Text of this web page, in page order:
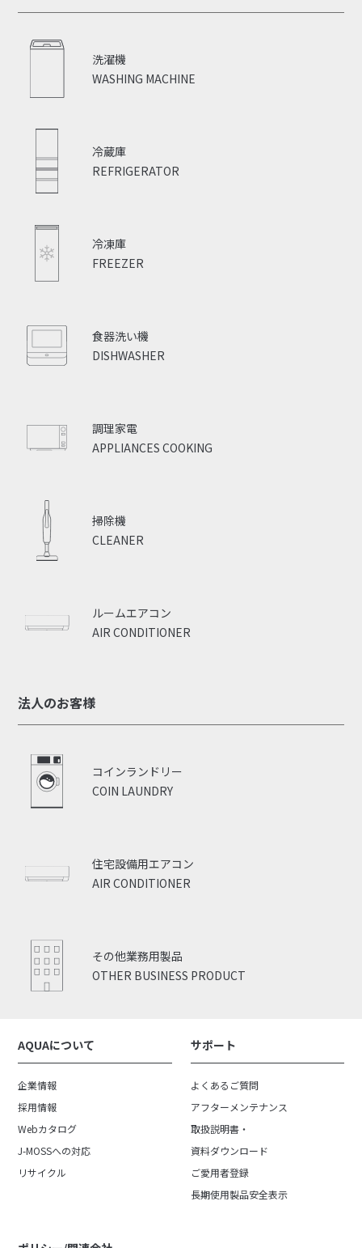
WASHING MACHINE
洗濯機
REFRIGERATOR
冷蔵庫
FREEZER
冷凍庫
DISHWASHER
食器洗い機
APPLIANCES COOKING
調理家電
CLEANER
掃除機
AIR CONDITIONER
ルームエアコン
法人のお客様
COIN LAUNDRY
コインランドリー
AIR CONDITIONER
住宅設備用エアコン
OTHER BUSINESS PRODUCT
その他業務用製品
AQUAについて
企業情報
採用情報
Webカタログ
J-MOSSへの対応
リサイクル
サポート
よくあるご質問
アフターメンテナンス
取扱説明書・
資料ダウンロード
ご愛用者登録
長期使用製品安全表示